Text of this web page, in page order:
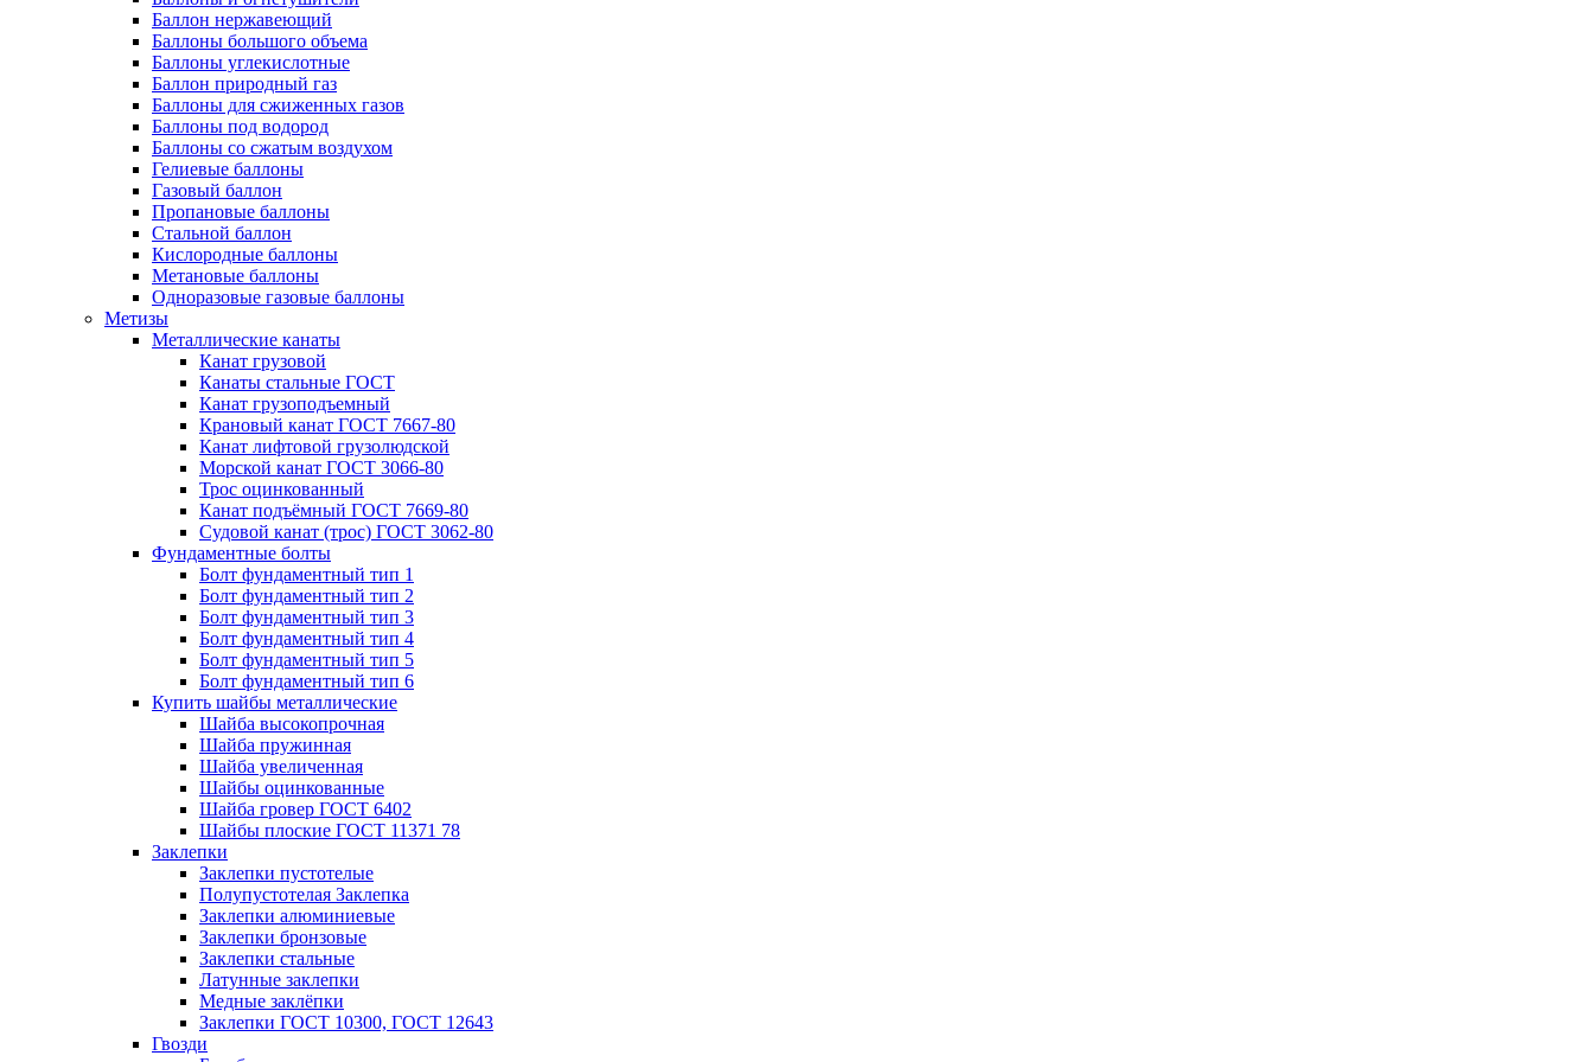
Баллон нержавеющий
Баллоны большого объема
Баллоны углекислотные
Баллон природный газ
Баллоны для сжиженных газов
Баллоны под водород
Баллоны со сжатым воздухом
Гелиевые баллоны
Газовый баллон
Пропановые баллоны
Стальной баллон
Кислородные баллоны
Метановые баллоны
Одноразовые газовые баллоны
Метизы
Металлические канаты
Канат грузовой
Канаты стальные ГОСТ
Канат грузоподъемный
Крановый канат ГОСТ 7667-80
Канат лифтовой грузолюдской
Морской канат ГОСТ 3066-80
Трос оцинкованный
Канат подъёмный ГОСТ 7669-80
Судовой канат (трос) ГОСТ 3062-80
Фундаментные болты
Болт фундаментный тип 1
Болт фундаментный тип 2
Болт фундаментный тип 3
Болт фундаментный тип 4
Болт фундаментный тип 5
Болт фундаментный тип 6
Купить шайбы металлические
Шайба высокопрочная
Шайба пружинная
Шайба увеличенная
Шайбы оцинкованные
Шайба гровер ГОСТ 6402
Шайбы плоские ГОСТ 11371 78
Заклепки
Заклепки пустотелые
Полупустотелая Заклепка
Заклепки алюминиевые
Заклепки бронзовые
Заклепки стальные
Латунные заклепки
Медные заклёпки
Заклепки ГОСТ 10300, ГОСТ 12643
Гвозди